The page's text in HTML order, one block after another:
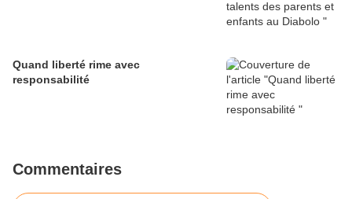
Quand liberté rime avec
responsabilité
Commentaires